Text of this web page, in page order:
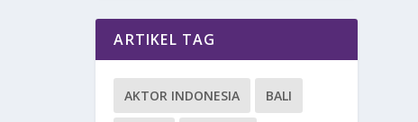
ARTIKEL TAG
AKTOR INDONESIA BALI